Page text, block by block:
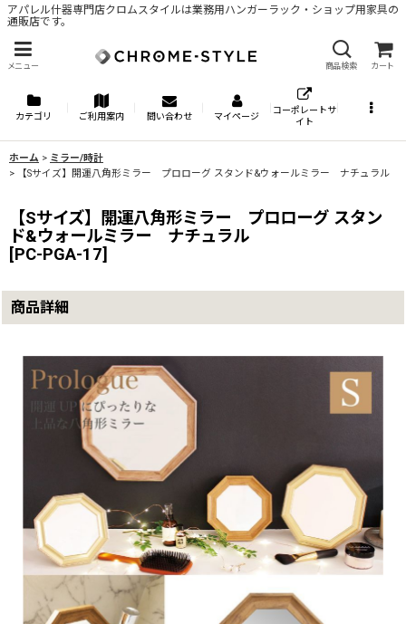
アパレル什器専門店クロムスタイルは業務用ハンガーラック・ショップ用家具の
通販店です。
メニュー 商品検索 カート
カテゴリ ご利用案内 問い合わせ マイページ
コーポレートサ
イト
ホーム > ミラー/時計
>
【Sサイズ】開運八角形ミラー プロローグ スタンド&ウォールミラー ナチュラル
【Sサイズ】開運八角形ミラー プロローグ スタン
ド&ウォールミラー ナチュラル
[PC-PGA-17]
商品詳細